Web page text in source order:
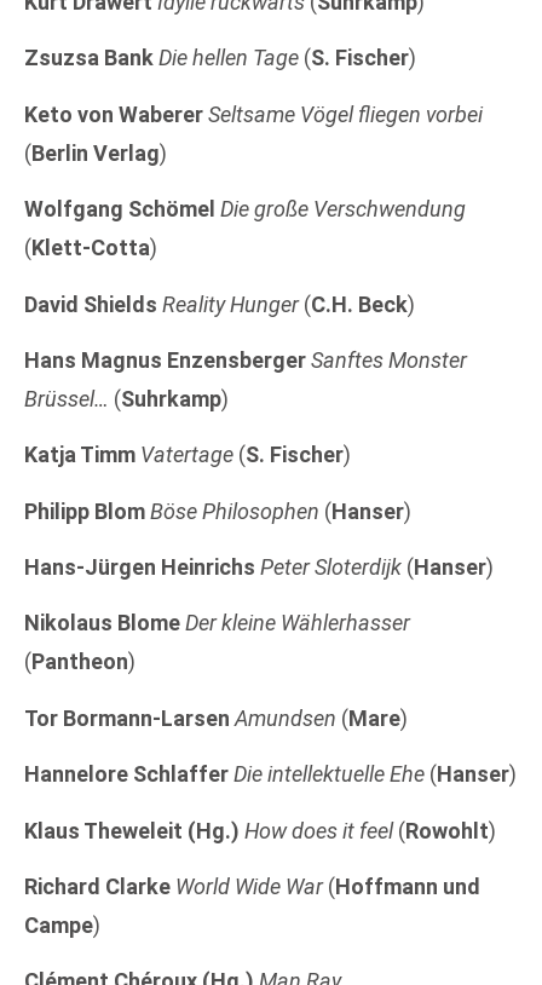
Zsuzsa BankDie hellen Tage (S. Fischer)
Keto von WabererSeltsame Vögel fliegen vorbei
(Berlin Verlag)
Wolfgang Schömel Die große Verschwendung
(Klett-Cotta)
David Shields Reality Hunger(C.H. Beck)
Hans Magnus EnzensbergerSanftes Monster
Brüssel… (Suhrkamp)
Katja Timm Vatertage (S. Fischer)
Philipp BlomBöse Philosophen (Hanser)
Hans-Jürgen Heinrichs Peter Sloterdijk (Hanser)
Nikolaus BlomeDer kleine Wählerhasser
(Pantheon)
Tor Bormann-Larsen Amundsen (Mare)
Hannelore SchlafferDie intellektuelle Ehe (Hanser)
Klaus Theweleit (Hg.) How does it feel(Rowohlt)
Richard Clarke World Wide War(Hoffmann und
Campe)